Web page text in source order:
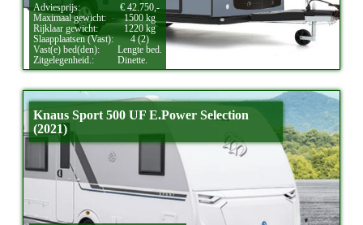
Adviesprijs:
€ 42.750,-
Maximaal gewicht:
1500 kg
Rijklaar gewicht:
1220 kg
Slaapplaatsen (Vast):
4 (2)
Vast(e) bed(den):
Lengte bed.
Zitgelegenheid.:
Dinette.
Knaus Sport 500 UF E.Power Selection
(2021)